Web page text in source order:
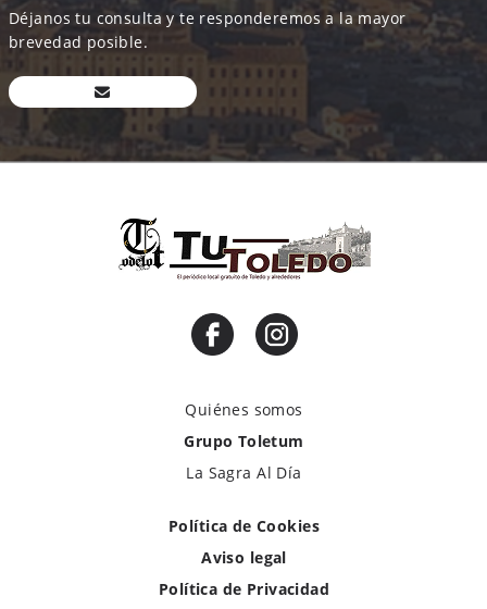
Déjanos tu consulta y te responderemos a la mayor
brevedad posible.
Quiénes somos
Grupo Toletum
La Sagra Al Día
Política de Cookies
Aviso legal
Política de Privacidad